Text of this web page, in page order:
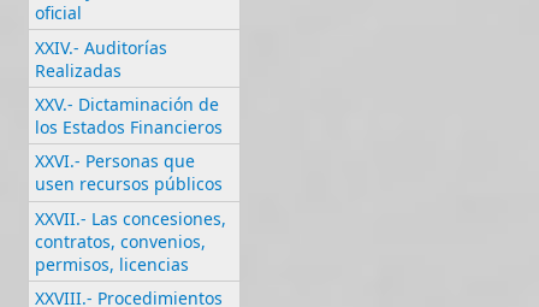
oficial
XXIV.- Auditorías
Realizadas
XXV.- Dictaminación de
los Estados Financieros
XXVI.- Personas que
usen recursos públicos
XXVII.- Las concesiones,
contratos, convenios,
permisos, licencias
XXVIII.- Procedimientos